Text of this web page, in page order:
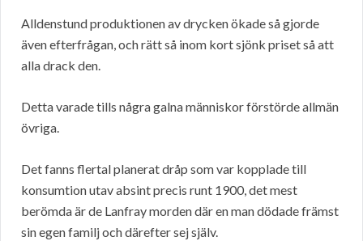
Alldenstund produktionen av drycken ökade så gjorde
även efterfrågan, och rätt så inom kort sjönk priset så att
alla drack den.
Detta varade tills några galna människor förstörde allmän
övriga.
Det fanns flertal planerat dråp som var kopplade till
konsumtion utav absint precis runt 1900, det mest
berömda är de Lanfray morden där en man dödade främst
sin egen familj och därefter sej själv.